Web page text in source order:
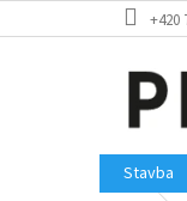
na
+420
Stavba